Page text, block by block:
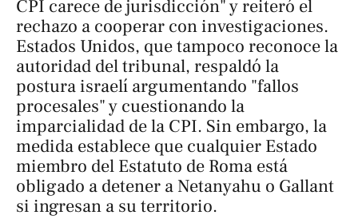
CPI carece de jurisdicción" y reiteró el
rechazo a cooperar con investigaciones.
Estados Unidos, que tampoco reconoce la
autoridad del tribunal, respaldó la
postura israelí argumentando "fallos
procesales" y cuestionando la
imparcialidad de la CPI. Sin embargo, la
medida establece que cualquier Estado
miembro del Estatuto de Roma está
obligado a detener a Netanyahu o Gallant
si ingresan a su territorio.